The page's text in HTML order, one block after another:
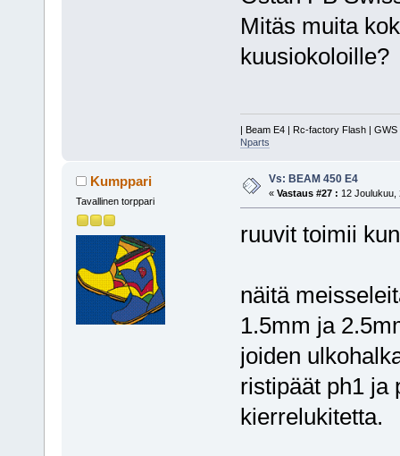
Mitäs muita
kuusiokoloille?
| Beam E4 | Rc-factory Flash |
Nparts
Kumppari
Tavallinen torppari
Vs: BEAM 450 E4
« Vastaus #27 : 12 Joulukuu,
ruuvit toimii
näitä
1.5mm ja
joiden
ristipäät ph1 ja
kierrelukitetta.